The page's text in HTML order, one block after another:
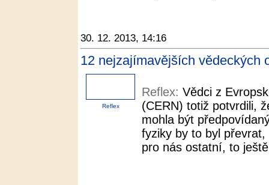
30. 12. 2013, 14:16
12 nejzajímavějších vědeckých
Reflex
Reflex: Vědci z
(CERN) totiž potvrdili,
mohla být
fyziky by to byl
pro nás ostatní, to